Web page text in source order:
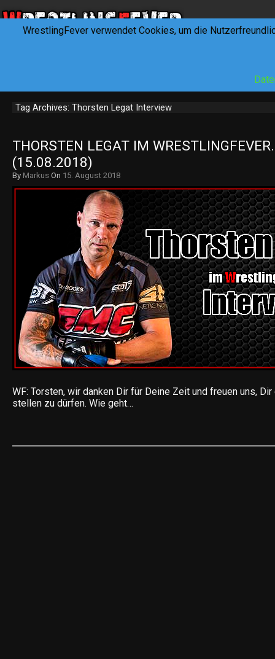
Tag Archives: Thorsten Legat Interview
THORSTEN LEGAT IM
(15.08.2018)
By Markus On 15. August 2018
WF: Torsten, wir danken Dir für Deine Zeit und freuen uns, Dir
stellen zu dürfen. Wie geht…
WrestlingFever verwendet Cookies, um die